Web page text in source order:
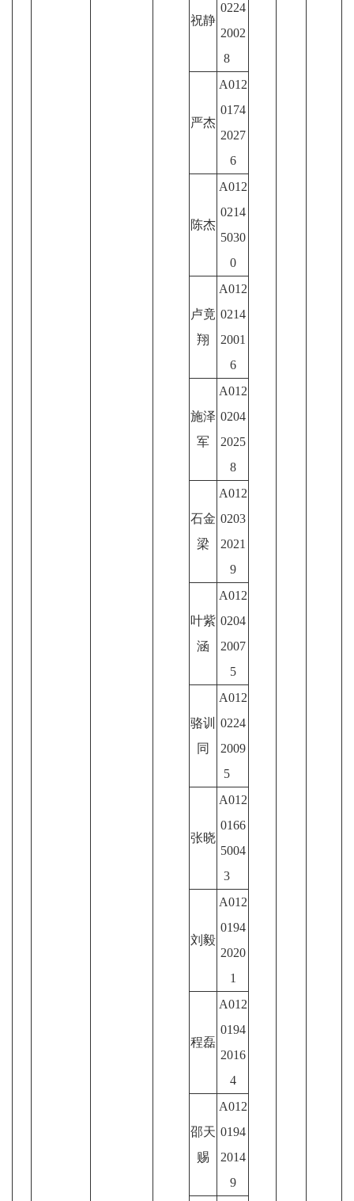
祝静
0224
2002
8
严杰
A012
0174
2027
6
陈杰
A012
0214
5030
0
卢竟
翔
A012
0214
2001
6
施泽
军
A012
0204
2025
8
石金
梁
A012
0203
2021
9
叶紫
涵
A012
0204
2007
5
骆训
同
A012
0224
2009
5
张晓
A012
0166
5004
3
刘毅
A012
0194
2020
1
程磊
A012
0194
2016
4
邵天
赐
A012
0194
2014
9